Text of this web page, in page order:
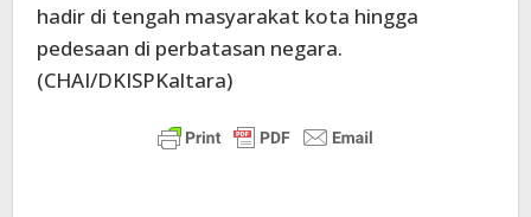
hadir di tengah masyarakat kota hingga
pedesaan di perbatasan negara.
(CHAI/DKISPKaltara)